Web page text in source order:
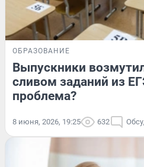
ОБРАЗОВАНИЕ
Выпускники
сливом заданий из
проблема?
8 июня, 2026, 19:25 632